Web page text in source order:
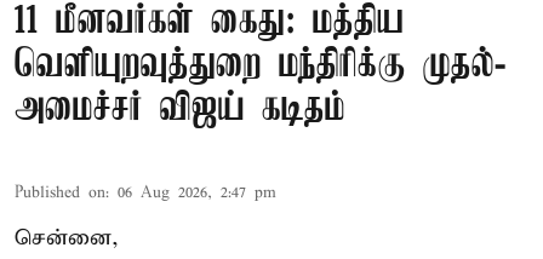
11 மீனவர்கள் கைது: மத்திய
வெளியுறவுத்துறை மந்திரிக்கு முதல்-
அமைச்சர் விஜய் கடிதம்
Published on: 06 Aug 2026, 2:47 pm
சென்னை,